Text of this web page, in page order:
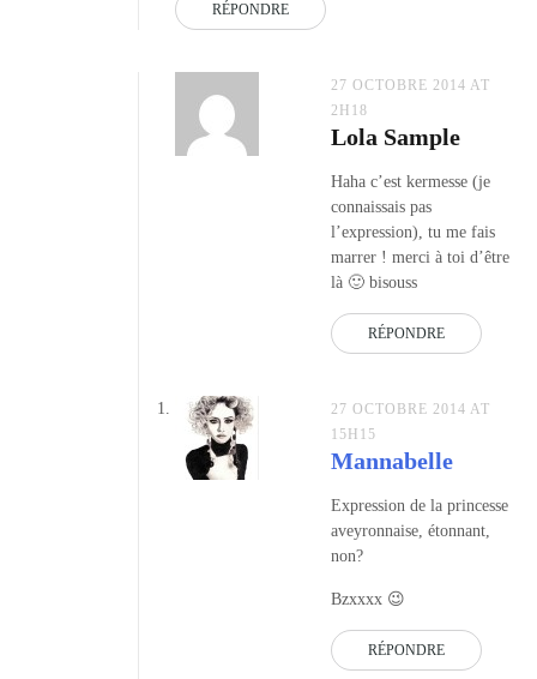
RÉPONDRE
27 OCTOBRE 2014 AT
2H18
Lola Sample
Haha c’est kermesse (je
connaissais pas
l’expression), tu me fais
marrer ! merci à toi d’être
là 🙂 bisouss
RÉPONDRE
27 OCTOBRE 2014 AT
15H15
Mannabelle
Expression de la princesse
aveyronnaise, étonnant,
non?
Bzxxxx 😉
RÉPONDRE